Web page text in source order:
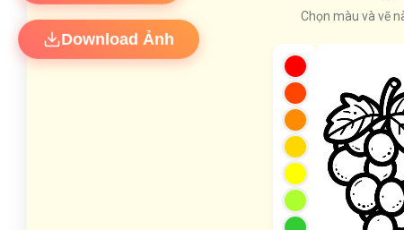
Chọn màu và vẽ
Download Ảnh